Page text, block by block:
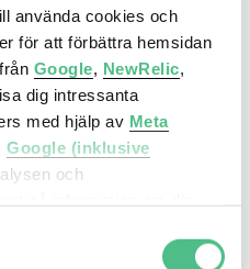
använda cookies och
för att förbättra hemsidan
Google, NewRelic,
dig intressanta
med hjälp av Meta
Google (inklusive
och
hemsidan och
1, 4278 kvm
längs med